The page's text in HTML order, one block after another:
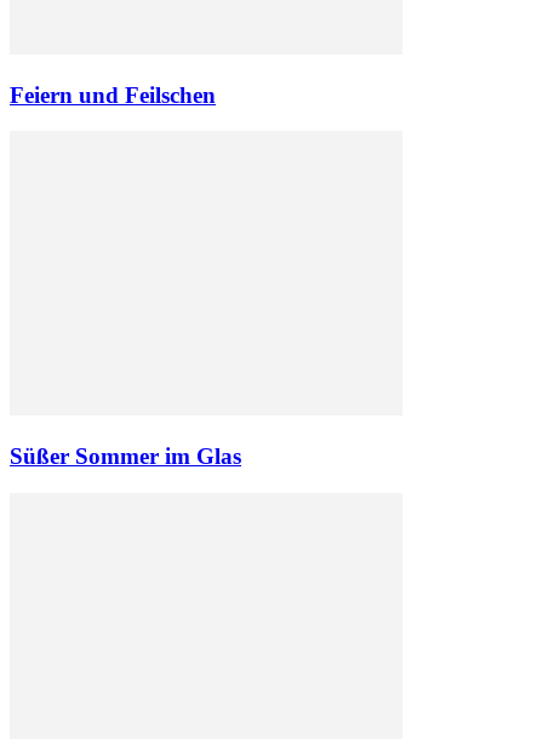
Feiern und Feilschen
Süßer Sommer im Glas